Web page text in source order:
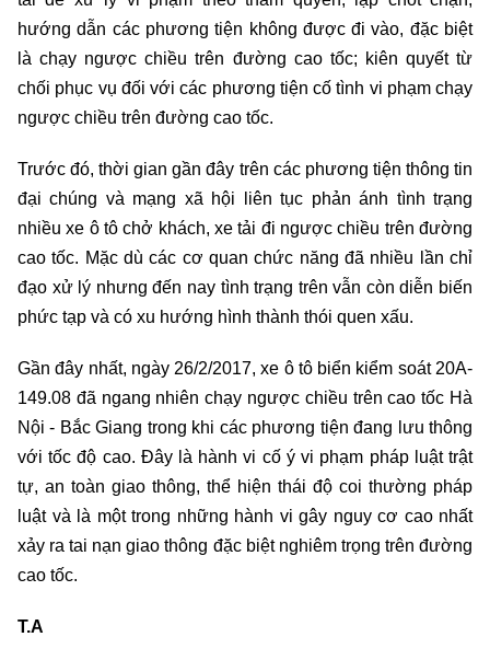
hướng dẫn các phương tiện không được đi vào, đặc biệt
là chạy ngược chiều trên đường cao tốc; kiên quyết từ
chối phục vụ đối với các phương tiện cố tình vi phạm chạy
ngược chiều trên đường cao tốc.
Trước đó, thời gian gần đây trên các phương tiện thông tin
đại chúng và mạng xã hội liên tục phản ánh tình trạng
nhiều xe ô tô chở khách, xe tải đi ngược chiều trên đường
cao tốc. Mặc dù các cơ quan chức năng đã nhiều lần chỉ
đạo xử lý nhưng đến nay tình trạng trên vẫn còn diễn biến
phức tạp và có xu hướng hình thành thói quen xấu.
Gần đây nhất, ngày 26/2/2017, xe ô tô biển kiểm soát 20A-
149.08 đã ngang nhiên chạy ngược chiều trên cao tốc Hà
Nội - Bắc Giang trong khi các phương tiện đang lưu thông
với tốc độ cao. Đây là hành vi cố ý vi phạm pháp luật trật
tự, an toàn giao thông, thể hiện thái độ coi thường pháp
luật và là một trong những hành vi gây nguy cơ cao nhất
xảy ra tai nạn giao thông đặc biệt nghiêm trọng trên đường
cao tốc.
T.A